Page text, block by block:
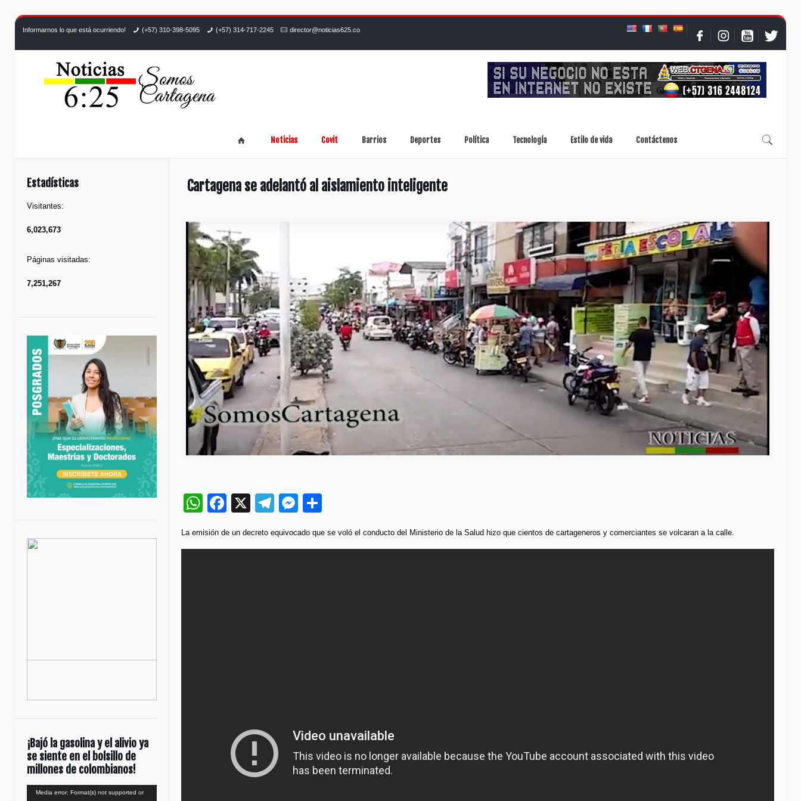
Informarnos lo que está ocurriendo! (+57) 310-398-5095 (+57) 314-717-2245 director@noticias625.co
Noticias Covit Barrios Deportes Política Tecnología Estilo de vida Contáctenos
Cartagena se adelantó al aislamiento inteligente
WhatsApp
Facebook
X Telegram
Messenger
La emisión de un decreto equivocado que se voló el conducto del Ministerio de la Salud hizo que cientos de cartageneros y comerciantes se volcaran a la calle.
Estadísticas
Visitantes:
6,023,673
Páginas visitadas:
7,251,267
¡Bajó la gasolina y el alivio ya
se siente en el bolsillo de
millones de colombianos!
Reproductor
Media error: Format(s) not supported or